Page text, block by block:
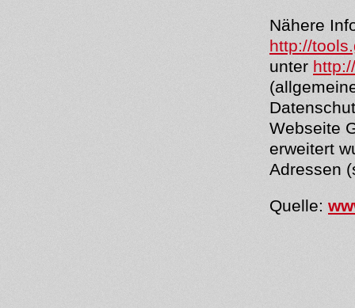
Nähere
http://
unter
Webseite
erweitert
Adressen
Quelle: